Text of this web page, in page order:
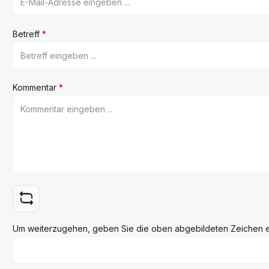
Betreff *
Kommentar *
Um weiterzugehen, geben Sie die oben abgebildeten Zeichen